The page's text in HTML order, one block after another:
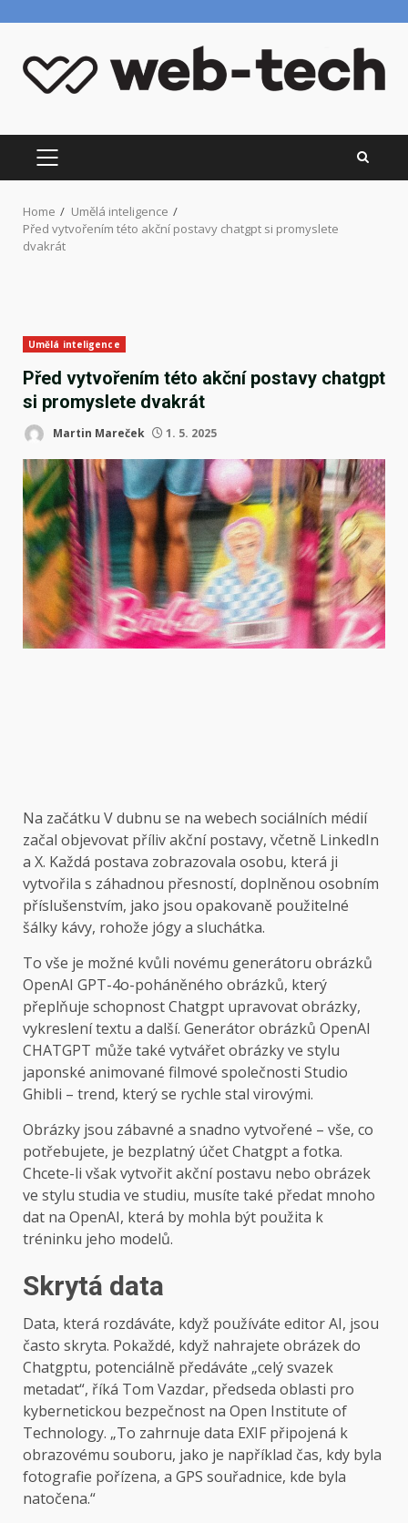
content
PRIMARY
MENU
Home
Umělá inteligence
Před vytvořením této akční postavy chatgpt si promyslete
dvakrát
Umělá inteligence
Před vytvořením této akční postavy chatgpt
si promyslete dvakrát
Martin Mareček 1. 5. 2025
Na začátku V dubnu se na webech sociálních médií
začal objevovat příliv akční postavy, včetně LinkedIn
a X. Každá postava zobrazovala osobu, která ji
vytvořila s záhadnou přesností, doplněnou osobním
příslušenstvím, jako jsou opakovaně použitelné
šálky kávy, rohože jógy a sluchátka.
To vše je možné kvůli novému generátoru obrázků
OpenAI GPT-4o-poháněného obrázků, který
přeplňuje schopnost Chatgpt upravovat obrázky,
vykreslení textu a další. Generátor obrázků OpenAI
CHATGPT může také vytvářet obrázky ve stylu
japonské animované filmové společnosti Studio
Ghibli – trend, který se rychle stal virovými.
Obrázky jsou zábavné a snadno vytvořené – vše, co
potřebujete, je bezplatný účet Chatgpt a fotka.
Chcete-li však vytvořit akční postavu nebo obrázek
ve stylu studia ve studiu, musíte také předat mnoho
dat na OpenAI, která by mohla být použita k
tréninku jeho modelů.
Skrytá data
Data, která rozdáváte, když používáte editor AI, jsou
často skryta. Pokaždé, když nahrajete obrázek do
Chatgptu, potenciálně předáváte „celý svazek
metadat“, říká Tom Vazdar, předseda oblasti pro
kybernetickou bezpečnost na Open Institute of
Technology. „To zahrnuje data EXIF ​​připojená k
obrazovému souboru, jako je například čas, kdy byla
fotografie pořízena, a GPS souřadnice, kde byla
natočena.“